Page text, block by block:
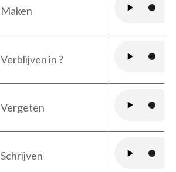
Maken
Verblijven in ?
Vergeten
Schrijven